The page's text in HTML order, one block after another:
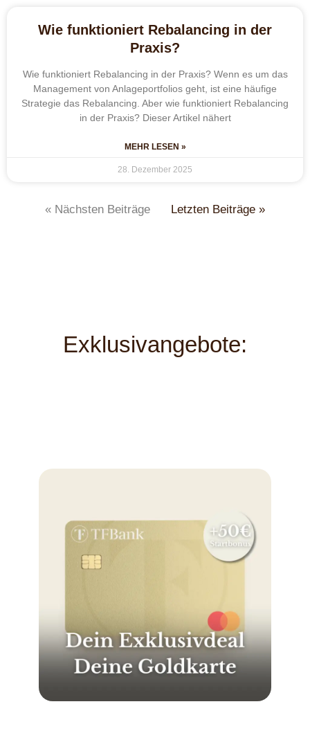
Wie funktioniert Rebalancing in der
Praxis?
Wie funktioniert Rebalancing in der Praxis? Wenn es um das
Management von Anlageportfolios geht, ist eine häufige
Strategie das Rebalancing. Aber wie funktioniert Rebalancing
in der Praxis? Dieser Artikel nähert
MEHR LESEN »
28. Dezember 2025
« Nächsten Beiträge Letzten Beiträge »
Exklusivangebote: